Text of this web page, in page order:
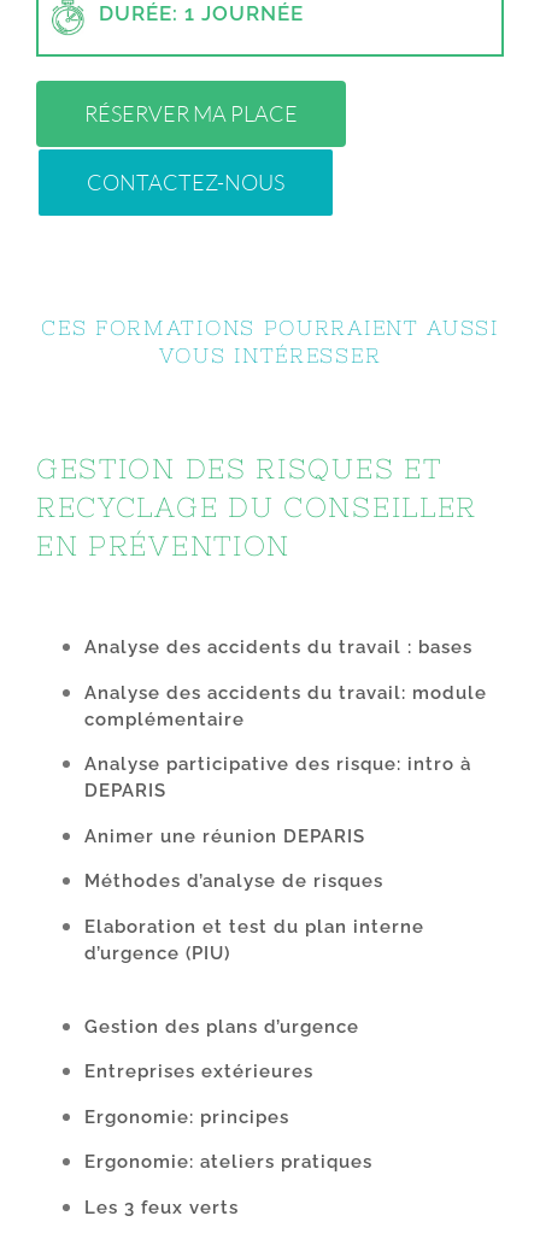
DURÉE: 1 JOURNÉE
RÉSERVER MA PLACE
CONTACTEZ-NOUS
CES FORMATIONS POURRAIENT AUSSI
VOUS INTÉRESSER
GESTION DES RISQUES ET
RECYCLAGE DU CONSEILLER
EN PRÉVENTION
Analyse des accidents du travail : bases
Analyse des accidents du travail: module
complémentaire
Analyse participative des risque: intro à
DEPARIS
Animer une réunion DEPARIS
Méthodes d’analyse de risques
Elaboration et test du plan interne
d’urgence (PIU)
Gestion des plans d’urgence
Entreprises extérieures
Ergonomie: principes
Ergonomie: ateliers pratiques
Les 3 feux verts